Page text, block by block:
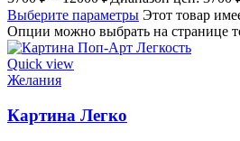
Выберите параметры Этот товар
Опции можно выбрать на странице
Quick view
Желания
Картина Легко